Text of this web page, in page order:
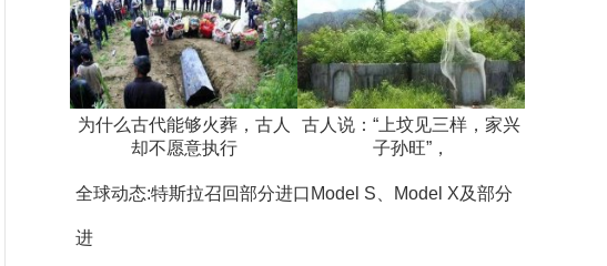
为什么古代能够火葬，古人
却不愿意执行
古人说：“上坟见三样，家兴
子孙旺”，
全球动态:特斯拉召回部分进口Model S、Model X及部分
进